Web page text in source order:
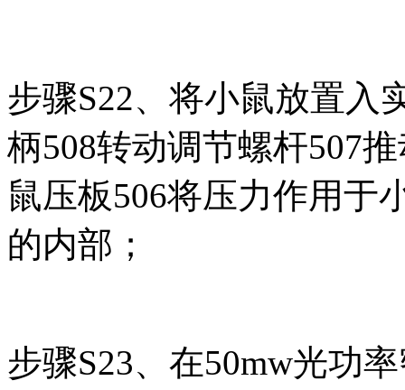
步骤S22、将小鼠放置入
柄508转动调节螺杆507
鼠压板506将压力作用于
的内部；
步骤S23、在50mw光功